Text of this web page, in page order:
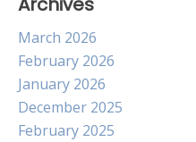
March 2026
February 2026
January 2026
December 2025
February 2025